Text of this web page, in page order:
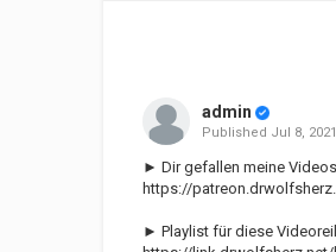
admin
Published Jul 8, 2021
► Dir gefallen meine
https://
► Playlist für diese